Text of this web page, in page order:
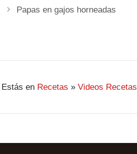
Papas en gajos horneadas
Estás en Recetas » Videos Recetas